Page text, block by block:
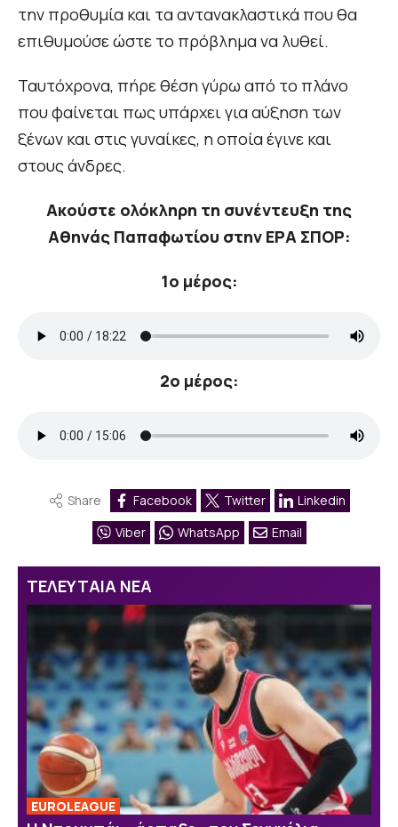
την προθυμία και τα αντανακλαστικά που θα
επιθυμούσε ώστε το πρόβλημα να λυθεί.
Ταυτόχρονα, πήρε θέση γύρω από το πλάνο
που φαίνεται πως υπάρχει για αύξηση των
ξένων και στις γυναίκες, η οποία έγινε και
στους άνδρες.
Ακούστε ολόκληρη τη συνέντευξη της
Αθηνάς Παπαφωτίου στην ΕΡΑ ΣΠΟΡ:
1ο μέρος:
2ο μέρος:
Share Facebook Twitter
Linkedin
Viber
WhatsApp Email
ΤΕΛΕΥΤΑΙΑ ΝΕΑ
EUROLEAGUE